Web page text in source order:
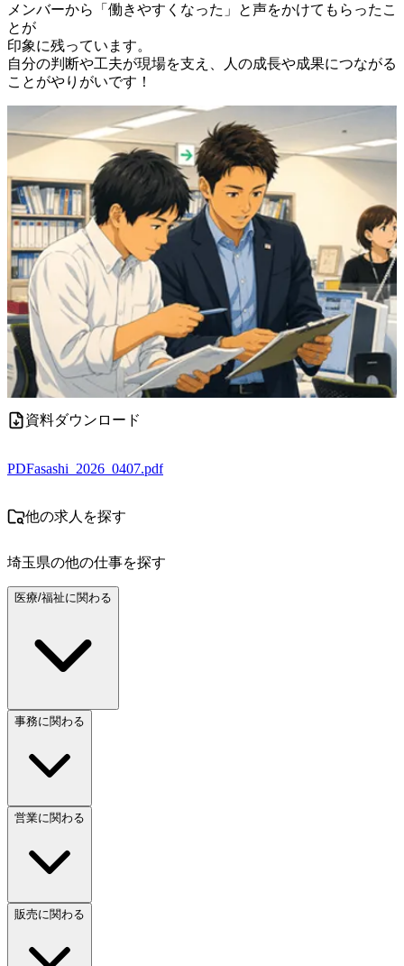
メンバーから「働きやすくなった」と声をかけてもらったこ
とが
印象に残っています。
自分の判断や工夫が現場を支え、人の成長や成果につながる
ことがやりがいです！
資料ダウンロード
PDFasashi_2026_0407.pdf
他の求人を探す
埼玉県の他の仕事を探す
医療/福祉に関わる
事務に関わる
営業に関わる
販売に関わる